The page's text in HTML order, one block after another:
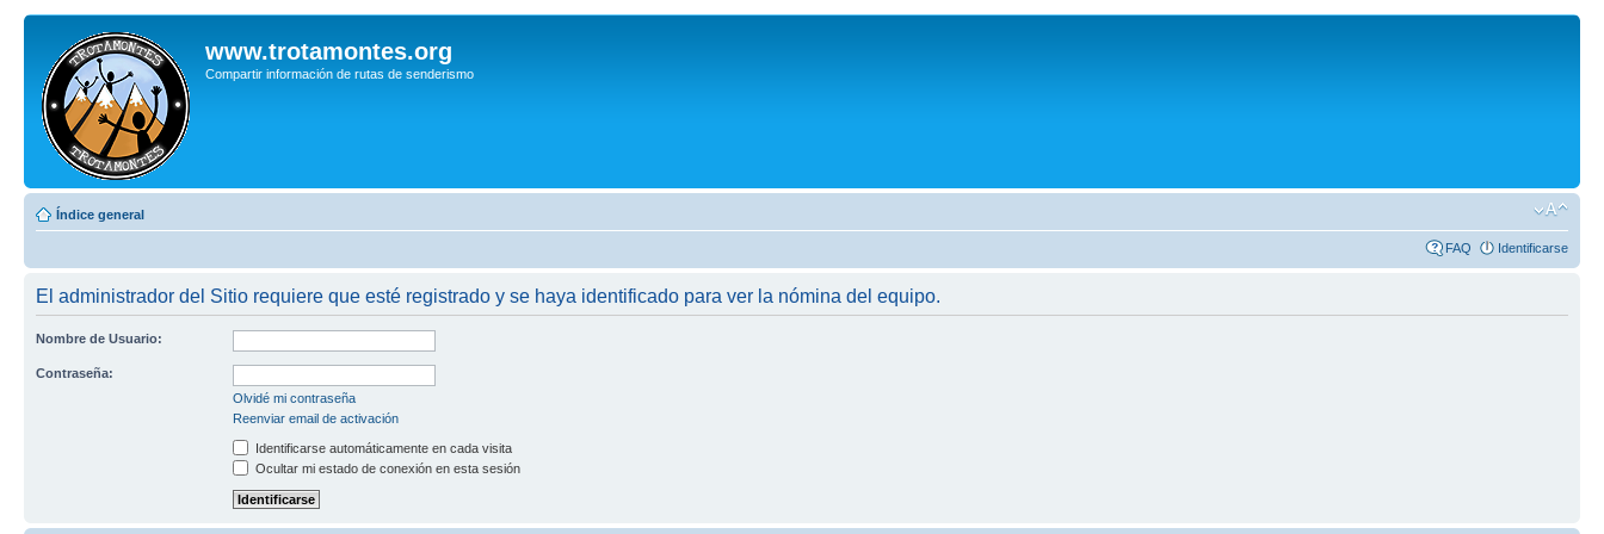
www.trotamontes.org
Compartir información de rutas de senderismo
Índice general
FAQ Identificarse
El administrador del Sitio requiere que esté registrado y se haya identificado para ver la nómina del equipo.
Nombre de Usuario:
Contraseña:
Olvidé mi contraseña
Reenviar email de activación
Identificarse automáticamente en cada visita
Ocultar mi estado de conexión en esta sesión